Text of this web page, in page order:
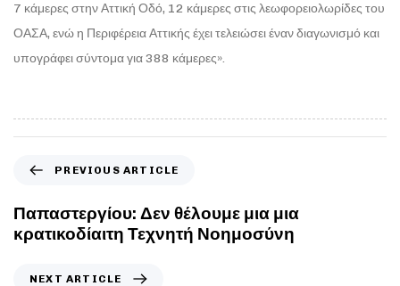
7 κάμερες στην Αττική Οδό, 12 κάμερες στις λεωφορειολωρίδες του
ΟΑΣΑ, ενώ η Περιφέρεια Αττικής έχει τελειώσει έναν διαγωνισμό και
υπογράφει σύντομα για 388 κάμερες».
PREVIOUS ARTICLE
Παπαστεργίου: Δεν θέλουμε μια μια
κρατικοδίαιτη Τεχνητή Νοημοσύνη
NEXT ARTICLE